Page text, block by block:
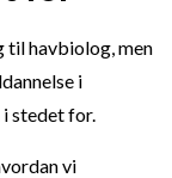
til havbiolog, men
i
stedet for.
vi